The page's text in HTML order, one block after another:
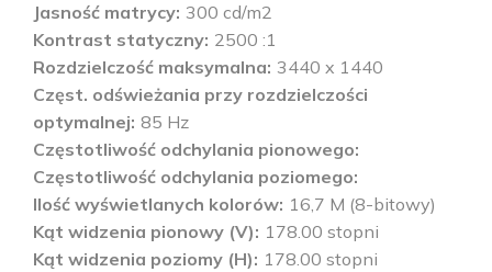
Jasność matrycy 300 cd/m2
Kontrast statyczny 2500 :1
Rozdzielczość maksymalna 3440 x 1440
Częst. odświeżania przy rozdzielczości
optymalnej 85 Hz
Częstotliwość odchylania pionowego
Częstotliwość odchylania poziomego
Ilość wyświetlanych kolorów 16,7 M (8-bitowy)
Kąt widzenia pionowy (V)
178.00 stopni
Kąt widzenia poziomy (H)
178.00 stopni